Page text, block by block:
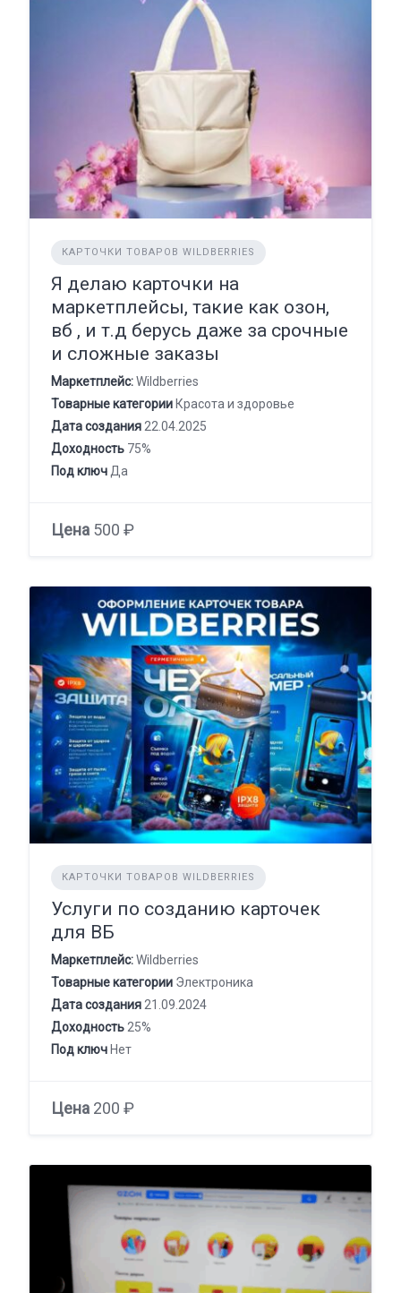
КАРТОЧКИ ТОВАРОВ WILDBERRIES
Я делаю карточки на
маркетплейсы, такие как озон,
вб , и т.д берусь даже за срочные
и сложные заказы
Маркетплейс:Wildberries
Товарные категории Красота и здоровье
Дата создания22.04.2025
Доходность 75%
Под ключДа
Цена 500 ₽
КАРТОЧКИ ТОВАРОВ WILDBERRIES
Услуги по созданию карточек
для ВБ
Маркетплейс:Wildberries
Товарные категории Электроника
Дата создания 21.09.2024
Доходность 25%
Под ключ Нет
Цена 200 ₽